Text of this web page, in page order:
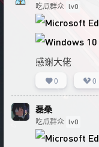
吃瓜群众 lv0
感谢大佬
0 0
磊桑
吃瓜群众 lv0